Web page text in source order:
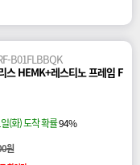
B01FLBBQK
스 HEMK+레스티노 프레임 F
(화) 도착 확률94%
원